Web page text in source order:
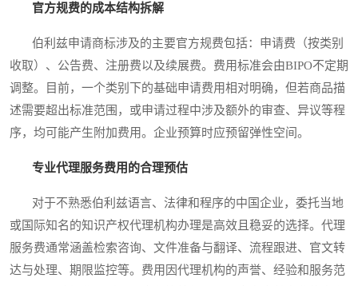
官方规费的成本结构拆解
伯利兹申请商标涉及的主要官方规费包括：申请费（按类别
收取）、公告费、注册费以及续展费。费用标准会由BIPO不定期
调整。目前，一个类别下的基础申请费用相对明确，但若商品描
述需要超出标准范围，或申请过程中涉及额外的审查、异议等程
序，均可能产生附加费用。企业预算时应预留弹性空间。
专业代理服务费用的合理预估
对于不熟悉伯利兹语言、法律和程序的中国企业，委托当地
或国际知名的知识产权代理机构办理是高效且稳妥的选择。代理
服务费通常涵盖检索咨询、文件准备与翻译、流程跟进、官文转
达与处理、期限监控等。费用因代理机构的声誉、经验和服务范